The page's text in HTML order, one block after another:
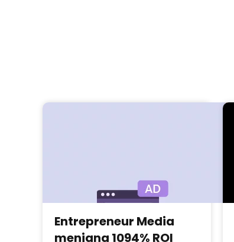
Entrepreneur Media
menjana 1094% ROI